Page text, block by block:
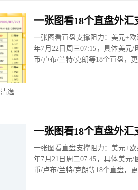
一张图看直盘支撑阻力：美元+
年7月22日周三07:15，具体美元
币/卢布/兰特/克朗等18个直盘，
清逸
一张图看直盘支撑阻力：美元+
年7月21日周二07:45，具体美元
币/卢布/兰特/克朗等18个直盘，